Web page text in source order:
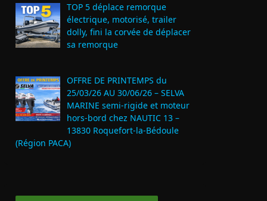
TOP 5 déplace remorque
électrique, motorisé, trailer
dolly, fini la corvée de déplacer
sa remorque
OFFRE DE PRINTEMPS du
25/03/26 AU 30/06/26 – SELVA
MARINE semi-rigide et moteur
hors-bord chez NAUTIC 13 –
13830 Roquefort‑la‑Bédoule
(Région PACA)